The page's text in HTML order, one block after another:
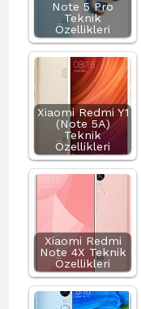
Note 5 Pro
Teknik
Özellikleri
Xiaomi Redmi Y1
(Note 5A)
Teknik
Özellikleri
Xiaomi Redmi
Note 4X Teknik
Özellikleri